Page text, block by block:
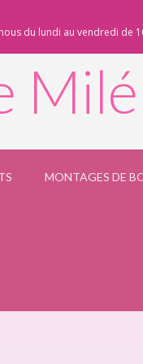
du lundi au vendredi de
Milé
MONTAGES DE